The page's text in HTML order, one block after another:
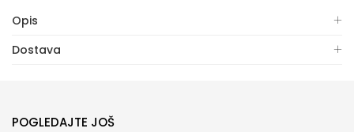
Opis
Dostava
POGLEDAJTE JOŠ